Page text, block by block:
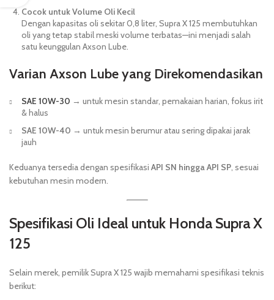
Cocok untuk Volume Oli Kecil
Dengan kapasitas oli sekitar 0,8 liter, Supra X 125 membutuhkan
oli yang tetap stabil meski volume terbatas—ini menjadi salah
satu keunggulan Axson Lube.
Varian Axson Lube yang Direkomendasikan
SAE 10W-30 → untuk mesin standar, pemakaian harian, fokus irit
& halus
SAE 10W-40 → untuk mesin berumur atau sering dipakai jarak
jauh
Keduanya tersedia dengan spesifikasi API SN hingga API SP, sesuai
kebutuhan mesin modern.
Spesifikasi Oli Ideal untuk Honda Supra X
125
Selain merek, pemilik Supra X 125 wajib memahami spesifikasi teknis
berikut: